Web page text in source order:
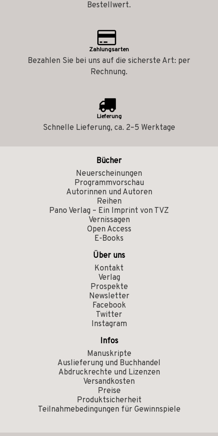
Bestellwert.
Zahlungsarten
Bezahlen Sie bei uns auf die sicherste Art: per
Rechnung.
Lieferung
Schnelle Lieferung, ca. 2–5 Werktage
Bücher
Neuerscheinungen
Programmvorschau
Autorinnen und Autoren
Reihen
Pano Verlag – Ein Imprint von TVZ
Vernissagen
Open Access
E-Books
Über uns
Kontakt
Verlag
Prospekte
Newsletter
Facebook
Twitter
Instagram
Infos
Manuskripte
Auslieferung und Buchhandel
Abdruckrechte und Lizenzen
Versandkosten
Preise
Produktsicherheit
Teilnahmebedingungen für Gewinnspiele